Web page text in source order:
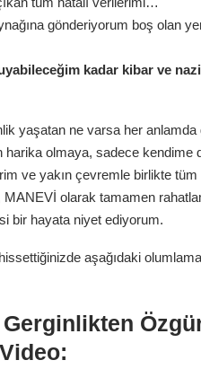
gönderiyorum boş olan
kadar kibar ve
yaşatan ne varsa her
harika olmaya, sadece kendime
ve yakın çevremle birlikte tüm
MANEVİ olarak tamamen
bir hayata niyet ediyorum.
hissettiğinizde aşağıdaki
Gerginlikten